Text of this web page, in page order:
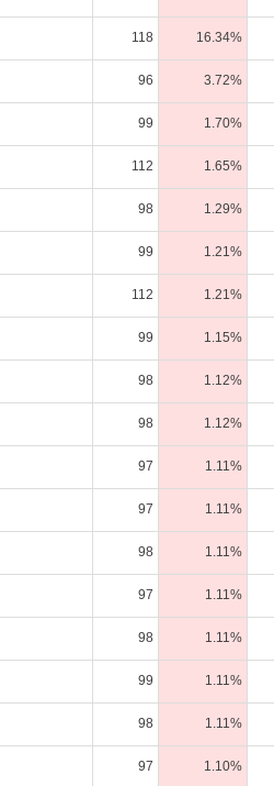
118 16.34%
96 3.72%
99 1.70%
112 1.65%
98 1.29%
99 1.21%
112 1.21%
99 1.15%
98 1.12%
98 1.12%
97 1.11%
97 1.11%
98 1.11%
97 1.11%
98 1.11%
99 1.11%
98 1.11%
97 1.10%